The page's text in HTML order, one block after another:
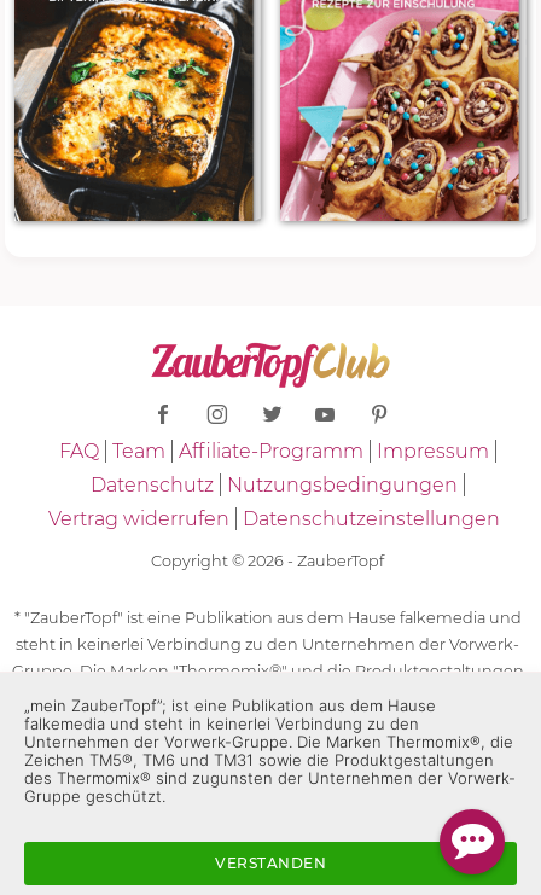
FAQ Team Affiliate-Programm
Impressum
Datenschutz
Nutzungsbedingungen
Vertrag widerrufen
Datenschutzeinstellungen
Copyright © 2026 - ZauberTopf
* "ZauberTopf" ist eine Publikation aus dem Hause falkemedia und
steht in keinerlei Verbindung zu den Unternehmen der Vorwerk-
Gruppe. Die Marken "Thermomix®" und die Produktgestaltungen
des "Thermomix®" sind eingetragene Marken der Unternehmen
der Vorwerk-Gruppe. Die Marken Thermomix®, die Zeichen TM5®,
TM6 und TM31 sowie die Produktgestaltungen des Thermomix®
sind zugunsten der Unternehmen der Vorwerk-Gruppe
geschützt. Für die Rezeptangaben in "ZauberTopf" ist
„mein ZauberTopf”; ist eine Publikation aus dem Hause
falkemedia und steht in keinerlei Verbindung zu den
Unternehmen der Vorwerk-Gruppe. Die Marken Thermomix®, die
Zeichen TM5®, TM6 und TM31 sowie die Produktgestaltungen
des Thermomix® sind zugunsten der Unternehmen der Vorwerk-
Gruppe geschützt.
VERSTANDEN